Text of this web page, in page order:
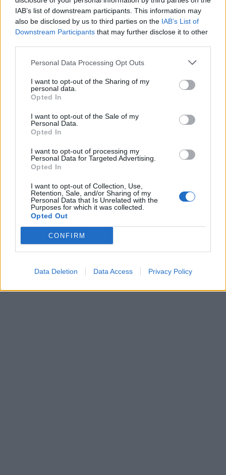
IAB’s list of downstream participants. This information may
also be disclosed by us to third parties on the IAB’s List of
Downstream Participants that may further disclose it to other
Personal Data Processing Opt Outs
I want to opt-out of the Sharing of my
personal data.
Opted In
I want to opt-out of the Sale of my
Personal Data.
Opted In
I want to opt-out of processing my
Personal Data for Targeted Advertising.
Opted In
I want to opt-out of Collection, Use,
Retention, Sale, and/or Sharing of my
Personal Data that Is Unrelated with the
Purposes for which it was collected.
Opted Out
CONFIRM
Data Deletion Data Access Privacy Policy